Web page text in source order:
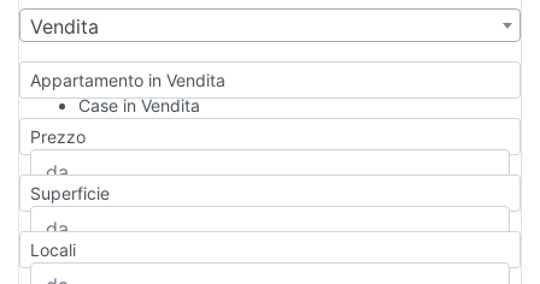
Vendita
Appartamento in Vendita
Case in Vendita
Qualsiasi
Appartamento
Casa indipendente
Casa Semi-indipendente
Attico/Mansarda
Prezzo
Superficie
Locali